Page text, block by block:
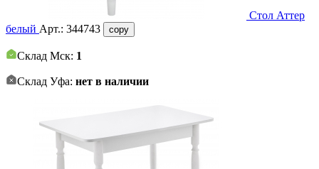
Стол Аттер
белый Арт.: 344743 copy
Склад Мск: 1
Склад Уфа: нет в наличии